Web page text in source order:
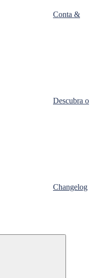
Conta &
Descubra o
Changelog